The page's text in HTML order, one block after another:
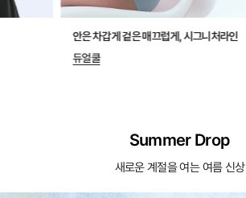
안은 차갑게 겉은 매끄럽게, 시그니처라인
듀얼쿨
Summer Drop
새로운 계절을 여는 여름 신상